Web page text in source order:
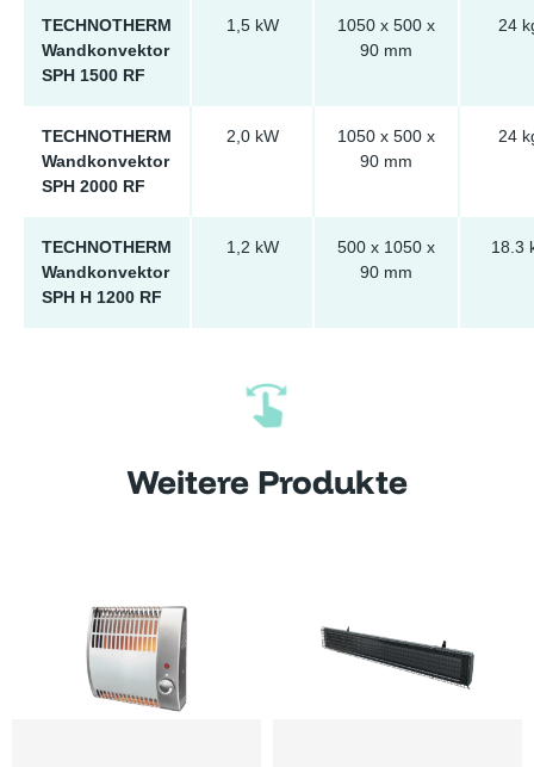
TECHNOTHERM
Wandkonvektor
SPH 1500 RF
1,5 kW
1050 x 500 x
90 mm
24
TECHNOTHERM
Wandkonvektor
SPH 2000 RF
2,0 kW
1050 x 500 x
90 mm
24
TECHNOTHERM
Wandkonvektor
SPH H 1200 RF
1,2 kW
500 x 1050 x
90 mm
18.3
Weitere Produkte